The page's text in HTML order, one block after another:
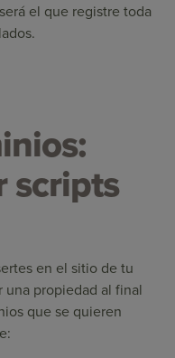
el que registre toda
scripts
en el sitio de tu
una propiedad al final
que se quieren